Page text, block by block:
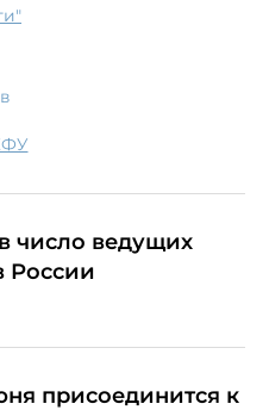
число ведущих
России
присоединится к